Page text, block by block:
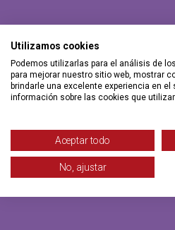
Utilizamos cookies
Podemos utilizarlas para el análisis de
para mejorar nuestro sitio web, mostrar
brindarle una excelente experiencia en el
información sobre las cookies que
Aceptar todo
No, ajustar